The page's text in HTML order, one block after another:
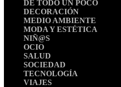
DE TODO UN POCO
DECORACIÓN
MEDIO AMBIENTE
MODA Y ESTÉTICA
NIÑ@S
OCIO
SALUD
SOCIEDAD
TECNOLOGÍA
VIAJES